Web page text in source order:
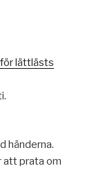
lättlästs
händerna.
att prata om